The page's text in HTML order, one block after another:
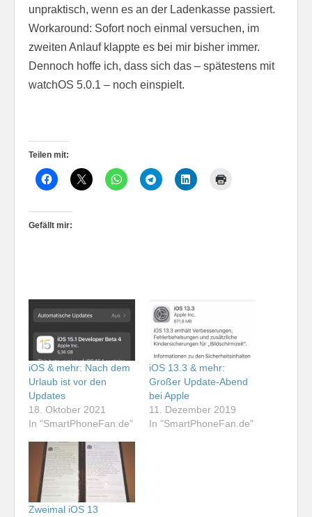
unpraktisch, wenn es an der Ladenkasse passiert.
Workaround: Sofort noch einmal versuchen, im
zweiten Anlauf klappte es bei mir bisher immer.
Dennoch hoffe ich, dass sich das – spätestens mit
watchOS 5.0.1 – noch einspielt.
Teilen mit:
Gefällt mir:
iOS & mehr: Nach dem
Urlaub ist vor den
Updates
18. Oktober 2021
In "SmartPhoneFan.de"
iOS 13.3 & mehr:
Großer Update-Abend
bei Apple
11. Dezember 2019
In "SmartPhoneFan.de"
Zweimal iOS 13